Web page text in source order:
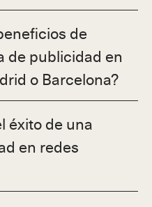
de
de publicidad en
o Barcelona?
éxito de una
en redes